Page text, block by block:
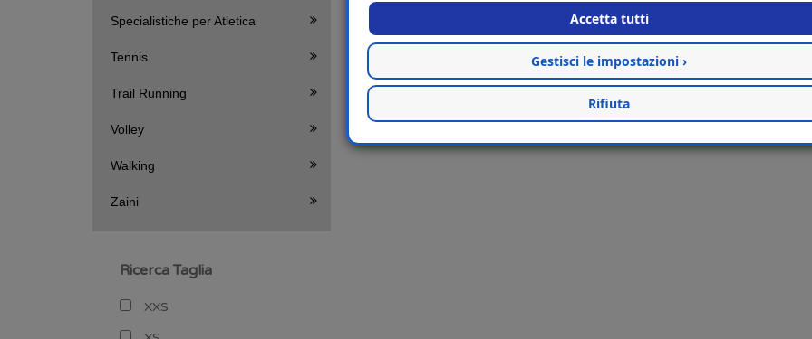
Specialistiche per Atletica
Tennis
Trail Running
Volley
Walking
Zaini
Ricerca Taglia
XXS
Accetta tutti
Gestisci le impostazioni ›
Rifiuta